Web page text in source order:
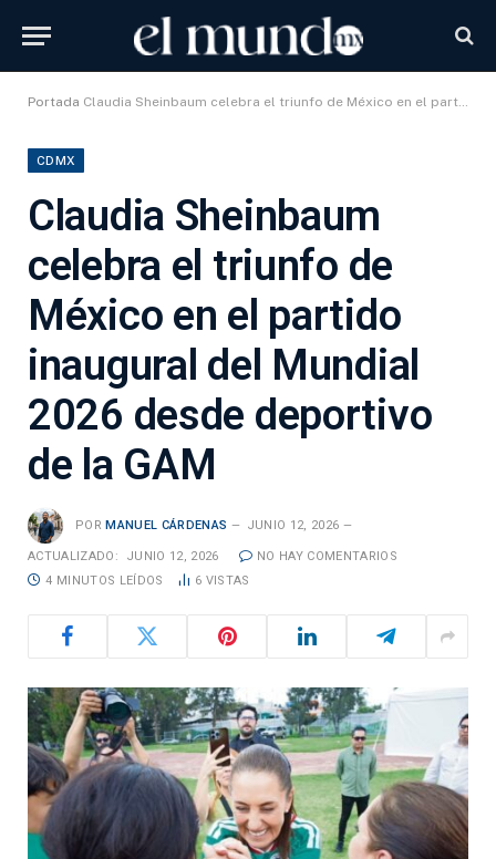
Portada Claudia Sheinbaum celebra el triunfo de México en el partido inaugural del Mundial 2026 desde deportivo de la GAM
CDMX
Claudia Sheinbaum
celebra el triunfo de
México en el partido
inaugural del Mundial
2026 desde deportivo
de la GAM
POR MANUEL CÁRDENAS JUNIO 12, 2026
ACTUALIZADO: JUNIO 12, 2026
NO HAY COMENTARIOS
4 MINUTOS LEÍDOS
6 VISTAS